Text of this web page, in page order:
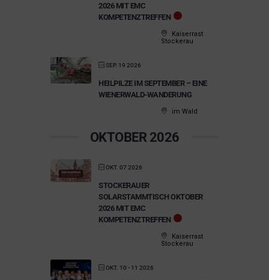
2026 MIT EMC
KOMPETENZTREFFEN
Kaiserrast
Stockerau
SEP. 19 2026
HEILPILZE IM SEPTEMBER – EINE
WIENERWALD-WANDERUNG
im Wald
OKTOBER 2026
OKT. 07 2026
STOCKERAUER
SOLARSTAMMTISCH OKTOBER
2026 MIT EMC
KOMPETENZTREFFEN
Kaiserrast
Stockerau
OKT. 10 - 11 2026